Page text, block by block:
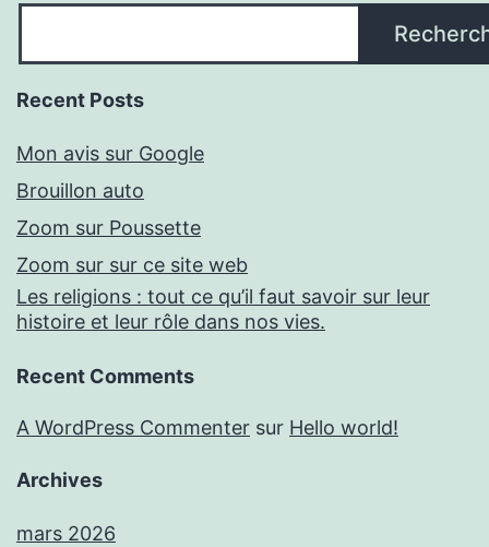
Recent Posts
Mon avis sur Google
Brouillon auto
Zoom sur Poussette
Zoom sur sur ce site web
Les religions : tout ce qu’il faut savoir sur leur
histoire et leur rôle dans nos vies.
Recent Comments
A WordPress Commenter sur Hello world!
Archives
mars 2026